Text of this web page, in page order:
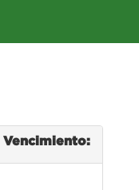
Vencimiento: